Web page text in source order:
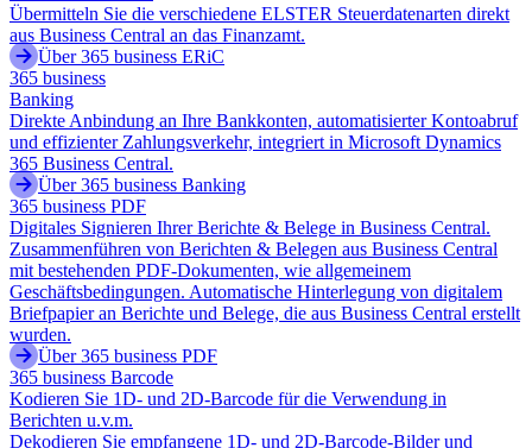
Übermitteln Sie die verschiedene ELSTER Steuerdatenarten direkt
aus Business Central an das Finanzamt.
Über 365 business ERiC
365 business
Banking
Direkte Anbindung an Ihre Bankkonten, automatisierter Kontoabruf
und effizienter Zahlungsverkehr, integriert in Microsoft Dynamics
365 Business Central.
Über 365 business Banking
365 business PDF
Digitales Signieren Ihrer Berichte & Belege in Business Central.
Zusammenführen von Berichten & Belegen aus Business Central
mit bestehenden PDF-Dokumenten, wie allgemeinem
Geschäftsbedingungen. Automatische Hinterlegung von digitalem
Briefpapier an Berichte und Belege, die aus Business Central erstellt
wurden.
Über 365 business PDF
365 business Barcode
Kodieren Sie 1D- und 2D-Barcode für die Verwendung in
Berichten u.v.m.
Dekodieren Sie empfangene 1D- und 2D-Barcode-Bilder und